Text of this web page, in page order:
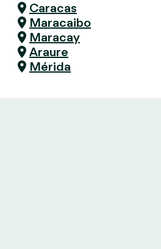
Caracas
Maracaibo
Maracay
Araure
Mérida